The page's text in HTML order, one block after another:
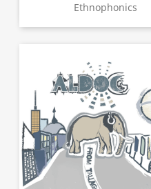
Ethnophonics